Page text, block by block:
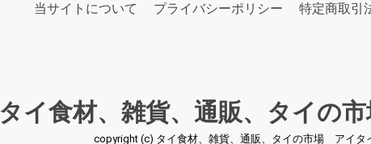
当サイトについて プライバシーポリシー 特定商取引
タイ食材、雑貨、通販、タイの
copyright (c) タイ食材、雑貨、通販、タイの市場 アイタ